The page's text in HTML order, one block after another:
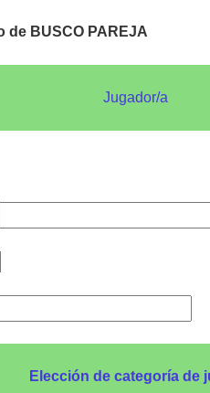
de BUSCO PAREJA
Jugador/a
Elección de categoría de